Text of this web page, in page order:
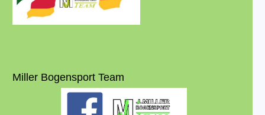
Miller Bogensport Team